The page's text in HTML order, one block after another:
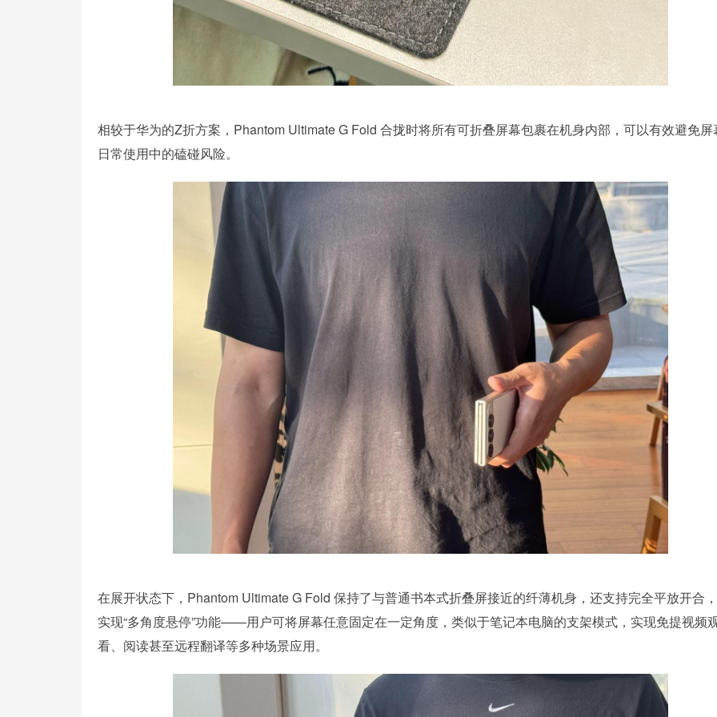
相较于华为的Z折方案，Phantom Ultimate G Fold 合拢时将所有可折叠屏幕包裹在机身内部，可以有效避免屏
日常使用中的磕碰风险。
在展开状态下，Phantom Ultimate G Fold 保持了与普通书本式折叠屏接近的纤薄机身，还支持完全平放开合
实现“多角度悬停”功能——用户可将屏幕任意固定在一定角度，类似于笔记本电脑的支架模式，实现免提视频
看、阅读甚至远程翻译等多种场景应用。